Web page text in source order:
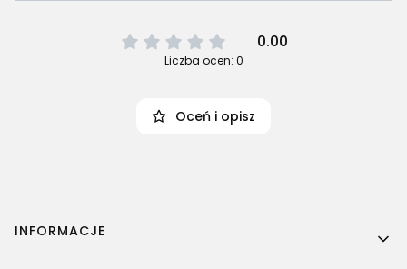
0.00
Liczba ocen: 0
Oceń i opisz
Linki w stopce
INFORMACJE